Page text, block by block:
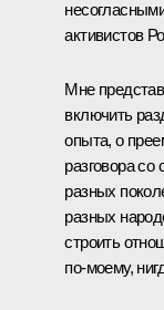
активистов
Мне
включить
опыта, о
разговора
разных
разных
строить
по‑моему,